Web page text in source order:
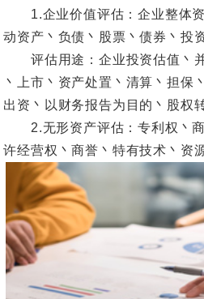
1.企业价值评估：企业整体资
动资产丶负债丶股票丶债券丶投
评估用途：企业投资估值丶并
丶上市丶资产处置丶清算丶担保
出资丶以财务报告为目的丶股权
2.无形资产评估：专利权丶商
许经营权丶商誉丶特有技术丶资